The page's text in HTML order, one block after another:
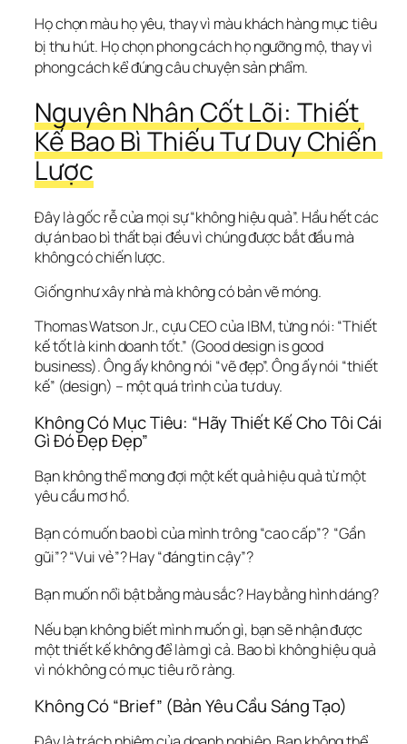
Họ chọn màu họ yêu, thay vì màu khách hàng mục tiêu
bị thu hút. Họ chọn phong cách họ ngưỡng mộ, thay vì
phong cách kể đúng câu chuyện sản phẩm.
Nguyên Nhân Cốt Lõi: Thiết
Kế Bao Bì Thiếu Tư Duy Chiến
Lược
Đây là gốc rễ của mọi sự “không hiệu quả”. Hầu hết các
dự án bao bì thất bại đều vì chúng được bắt đầu mà
không có chiến lược.
Giống như xây nhà mà không có bản vẽ móng.
Thomas Watson Jr., cựu CEO của IBM, từng nói: “Thiết
kế tốt là kinh doanh tốt.” (Good design is good
business). Ông ấy không nói “vẽ đẹp”. Ông ấy nói “thiết
kế” (design) – một quá trình của tư duy.
Không Có Mục Tiêu: “Hãy Thiết Kế Cho Tôi Cái
Gì Đó Đẹp Đẹp”
Bạn không thể mong đợi một kết quả hiệu quả từ một
yêu cầu mơ hồ.
Bạn có muốn bao bì của mình trông “cao cấp”? “Gần
gũi”? “Vui vẻ”? Hay “đáng tin cậy”?
Bạn muốn nổi bật bằng màu sắc? Hay bằng hình dáng?
Nếu bạn không biết mình muốn gì, bạn sẽ nhận được
một thiết kế không để làm gì cả. Bao bì không hiệu quả
vì nó không có mục tiêu rõ ràng.
Không Có “Brief” (Bản Yêu Cầu Sáng Tạo)